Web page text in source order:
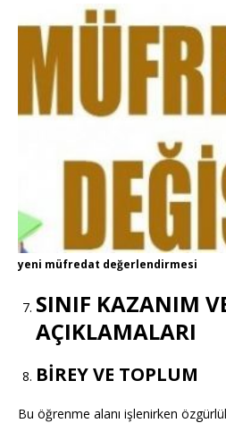
yeni müfredat değerlendirmesi
SINIF KAZANIM
AÇIKLAMALARI
BİREY VE TOPLUM
Bu öğrenme alanı işlenirken